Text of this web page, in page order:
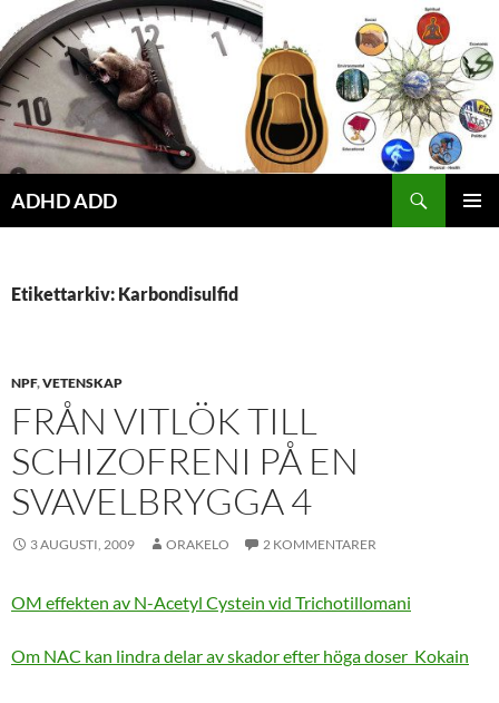
Hoppa
till
innehåll
ADHD ADD
Etikettarkiv: Karbondisulfid
NPF,VETENSKAP
FRÅN VITLÖK TILL
SCHIZOFRENI PÅ EN
SVAVELBRYGGA 4
3 AUGUSTI, 2009 ORAKELO 2 KOMMENTARER
OM effekten av N-Acetyl Cystein vid Trichotillomani
Om NAC kan lindra delar av skador efter höga doser Kokain